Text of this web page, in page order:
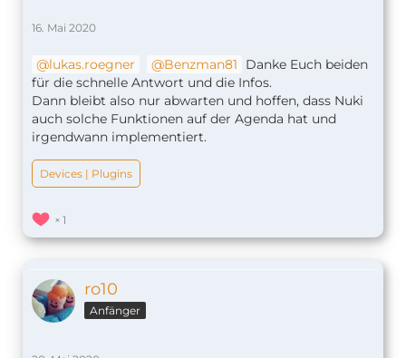
16. Mai 2020
lukas.roegner Benzman81
Danke Euch beiden
für die schnelle Antwort und die Infos.
Dann bleibt also nur abwarten und hoffen, dass Nuki
auch solche Funktionen auf der Agenda hat und
irgendwann implementiert.
Devices | Plugins
1
ro10
Anfänger